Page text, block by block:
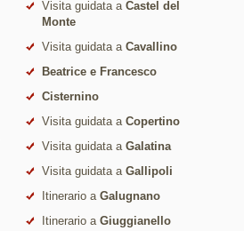
Visita guidata a Castel del
Monte
Visita guidata a Cavallino
Beatrice e Francesco
Cisternino
Visita guidata a Copertino
Visita guidata a Galatina
Visita guidata a Gallipoli
Itinerario a Galugnano
Itinerario a Giuggianello